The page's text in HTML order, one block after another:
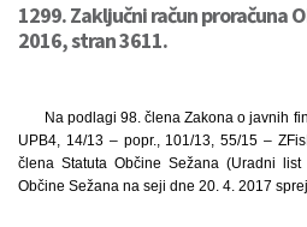
1299. Zaključni račun proračuna
2016, stran 3611.
Na podlagi 98. člena Zakona o javnih
UPB4, 14/13 – popr., 101/13, 55/15 –
člena Statuta Občine Sežana (Uradni
Občine Sežana na seji dne 20. 4. 2017